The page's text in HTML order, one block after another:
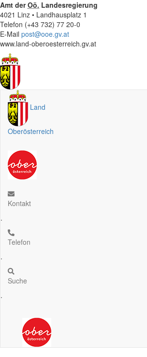
Amt derOö. Landesregierung
4021 Linz • Landhausplatz 1
Telefon (+43 732) 77 20-0
E-Mail post@ooe.gv.at
www.land-oberoesterreich.gv.at
Land
Oberösterreich
Kontakt
.
Telefon
.
Suche
.